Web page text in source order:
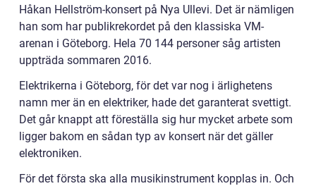
Håkan Hellström-konsert på Nya Ullevi. Det är nämligen
han som har publikrekordet på den klassiska VM-
arenan i Göteborg. Hela 70 144 personer såg artisten
uppträda sommaren 2016.
Elektrikerna i Göteborg, för det var nog i ärlighetens
namn mer än en elektriker, hade det garanterat svettigt.
Det går knappt att föreställa sig hur mycket arbete som
ligger bakom en sådan typ av konsert när det gäller
elektroniken.
För det första ska alla musikinstrument kopplas in. Och